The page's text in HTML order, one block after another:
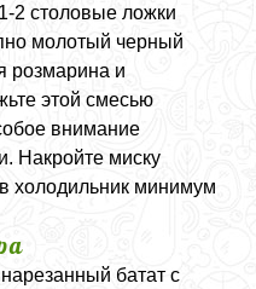
2 столовые ложки
молотый черный
розмарина и
этой смесью
внимание
Накройте миску
холодильник минимум
батат с